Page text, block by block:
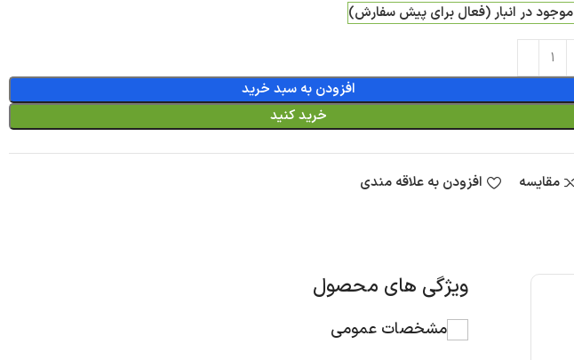
موجود در انبار (فعال برای پیش سفارش)
افزودن به سبد خرید
خرید کنید
مقایسه افزودن به علاقه مندی
ویژگی های محصول
مشخصات عمومی